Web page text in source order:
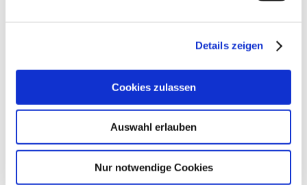
Details zeigen
Cookies zulassen
Auswahl erlauben
Nur notwendige Cookies
Kontakt
Weitere Infos & Downloads